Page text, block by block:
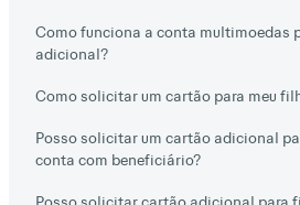
Como funciona a conta multimoedas
adicional?
Como solicitar um cartão para meu
Posso solicitar um cartão adicional
conta com beneficiário?
Posso solicitar cartão adicional para